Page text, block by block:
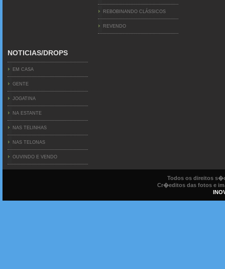
REBOBINANDO CLÁSSICOS
REVENDO
NOTICIAS/DROPS
EM CASA
GENTE
JOGATINA
NA ESTANTE
NAS TELINHAS
NAS TELONAS
OUVINDO E VENDO
Todos os direitos
Cr�editos das fotos e